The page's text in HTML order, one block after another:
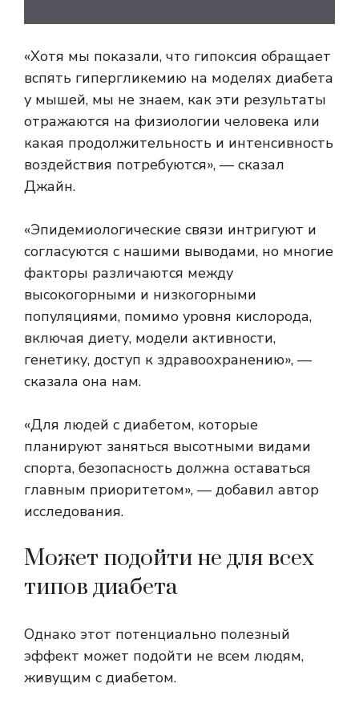
«Хотя мы показали, что гипоксия обращает
вспять гипергликемию на моделях диабета
у мышей, мы не знаем, как эти результаты
отражаются на физиологии человека или
какая продолжительность и интенсивность
воздействия потребуются», — сказал
Джайн.
«Эпидемиологические связи интригуют и
согласуются с нашими выводами, но многие
факторы различаются между
высокогорными и низкогорными
популяциями, помимо уровня кислорода,
включая диету, модели активности,
генетику, доступ к здравоохранению», —
сказала она нам.
«Для людей с диабетом, которые
планируют заняться высотными видами
спорта, безопасность должна оставаться
главным приоритетом», — добавил автор
исследования.
Может подойти не для всех
типов диабета
Однако этот потенциально полезный
эффект может подойти не всем людям,
живущим с диабетом.